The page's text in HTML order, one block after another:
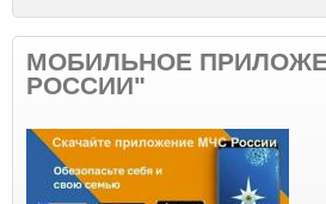
МОБИЛЬНОЕ
РОССИИ"